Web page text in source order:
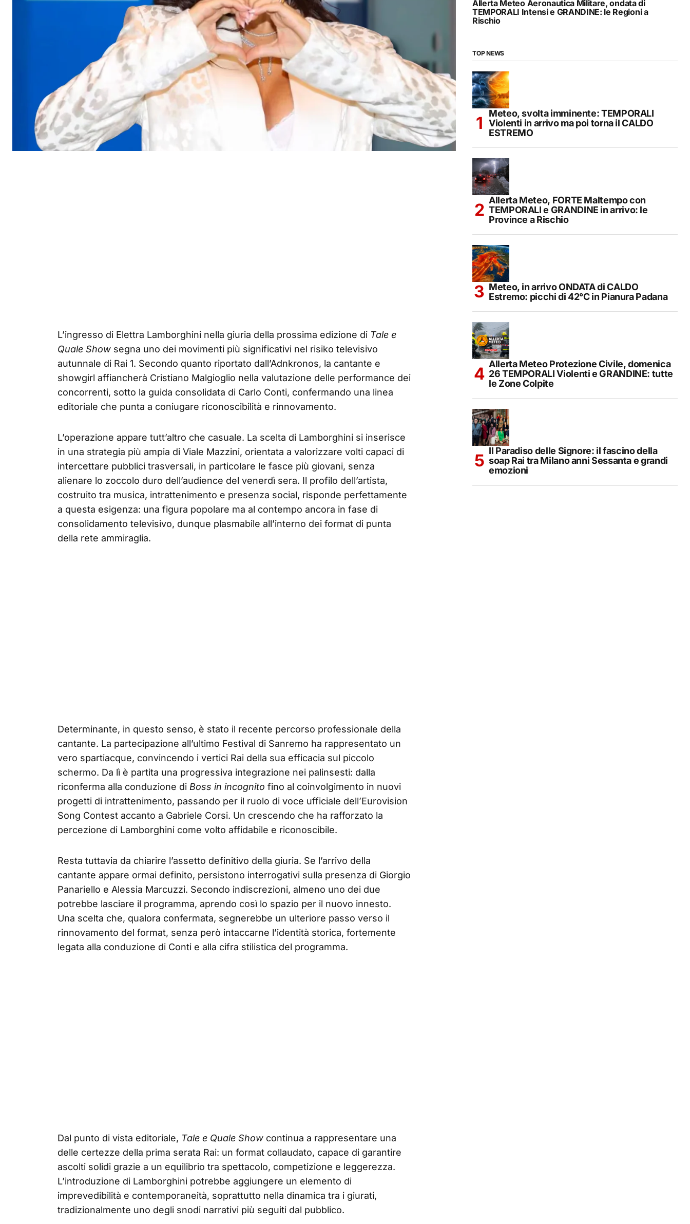
L’ingresso di Elettra Lamborghini nella giuria della prossima edizione di Tale e
Quale Show segna uno dei movimenti più significativi nel risiko televisivo
autunnale di Rai 1. Secondo quanto riportato dall’Adnkronos, la cantante e
showgirl affiancherà Cristiano Malgioglio nella valutazione delle performance dei
concorrenti, sotto la guida consolidata di Carlo Conti, confermando una linea
editoriale che punta a coniugare riconoscibilità e rinnovamento.
L’operazione appare tutt’altro che casuale. La scelta di Lamborghini si inserisce
in una strategia più ampia di Viale Mazzini, orientata a valorizzare volti capaci di
intercettare pubblici trasversali, in particolare le fasce più giovani, senza
alienare lo zoccolo duro dell’audience del venerdì sera. Il profilo dell’artista,
costruito tra musica, intrattenimento e presenza social, risponde perfettamente
a questa esigenza: una figura popolare ma al contempo ancora in fase di
consolidamento televisivo, dunque plasmabile all’interno dei format di punta
della rete ammiraglia.
Determinante, in questo senso, è stato il recente percorso professionale della
cantante. La partecipazione all’ultimo Festival di Sanremo ha rappresentato un
vero spartiacque, convincendo i vertici Rai della sua efficacia sul piccolo
schermo. Da lì è partita una progressiva integrazione nei palinsesti: dalla
riconferma alla conduzione di Boss in incognito fino al coinvolgimento in nuovi
progetti di intrattenimento, passando per il ruolo di voce ufficiale dell’Eurovision
Song Contest accanto a Gabriele Corsi. Un crescendo che ha rafforzato la
percezione di Lamborghini come volto affidabile e riconoscibile.
Resta tuttavia da chiarire l’assetto definitivo della giuria. Se l’arrivo della
cantante appare ormai definito, persistono interrogativi sulla presenza di Giorgio
Panariello e Alessia Marcuzzi. Secondo indiscrezioni, almeno uno dei due
potrebbe lasciare il programma, aprendo così lo spazio per il nuovo innesto.
Una scelta che, qualora confermata, segnerebbe un ulteriore passo verso il
rinnovamento del format, senza però intaccarne l’identità storica, fortemente
legata alla conduzione di Conti e alla cifra stilistica del programma.
Dal punto di vista editoriale, Tale e Quale Show continua a rappresentare una
delle certezze della prima serata Rai: un format collaudato, capace di garantire
ascolti solidi grazie a un equilibrio tra spettacolo, competizione e leggerezza.
L’introduzione di Lamborghini potrebbe aggiungere un elemento di
imprevedibilità e contemporaneità, soprattutto nella dinamica tra i giurati,
tradizionalmente uno degli snodi narrativi più seguiti dal pubblico.
Allerta Meteo Aeronautica Militare, ondata di
TEMPORALI Intensi e GRANDINE: le Regioni a
Rischio
TOP NEWS
Meteo, svolta imminente: TEMPORALI
Violenti in arrivo ma poi torna il CALDO
ESTREMO
Allerta Meteo, FORTE Maltempo con
TEMPORALI e GRANDINE in arrivo: le
Province a Rischio
Meteo, in arrivo ONDATA di CALDO
Estremo: picchi di 42°C in Pianura Padana
Allerta Meteo Protezione Civile, domenica
26 TEMPORALI Violenti e GRANDINE: tutte
le Zone Colpite
Il Paradiso delle Signore: il fascino della
soap Rai tra Milano anni Sessanta e grandi
emozioni